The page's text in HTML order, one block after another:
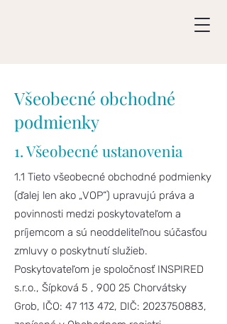
Všeobecné obchodné
podmienky
1. Všeobecné ustanovenia
1.1 Tieto všeobecné obchodné podmienky
(ďalej len ako „VOP“) upravujú práva a
povinnosti medzi poskytovateľom a
príjemcom a sú neoddeliteľnou súčasťou
zmluvy o poskytnutí služieb.
Poskytovateľom je spoločnosť INSPIRED
s.r.o., Šípková 5 , 900 25 Chorvátsky
Grob, IČO: 47 113 472, DIČ: 2023750883,